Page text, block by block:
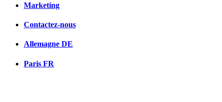
Marketing
Contactez-nous
Allemagne DE
Paris FR